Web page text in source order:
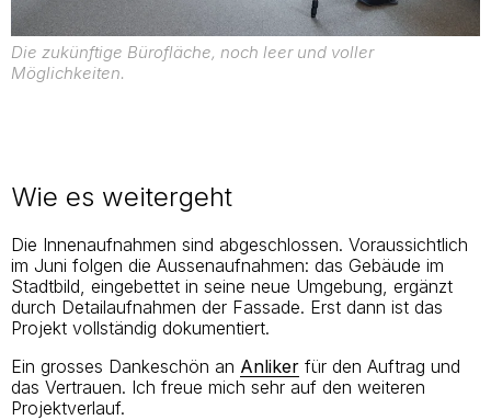
Die zukünftige Bürofläche, noch leer und voller
Möglichkeiten.
Wie es weitergeht
Die Innenaufnahmen sind abgeschlossen. Voraussichtlich
im Juni folgen die Aussenaufnahmen: das Gebäude im
Stadtbild, eingebettet in seine neue Umgebung, ergänzt
durch Detailaufnahmen der Fassade. Erst dann ist das
Projekt vollständig dokumentiert.
Ein grosses Dankeschön an Anliker für den Auftrag und
das Vertrauen. Ich freue mich sehr auf den weiteren
Projektverlauf.